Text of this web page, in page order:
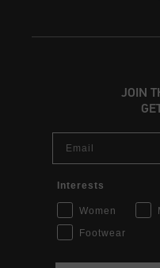
JOIN
Interests
Women
Footwear